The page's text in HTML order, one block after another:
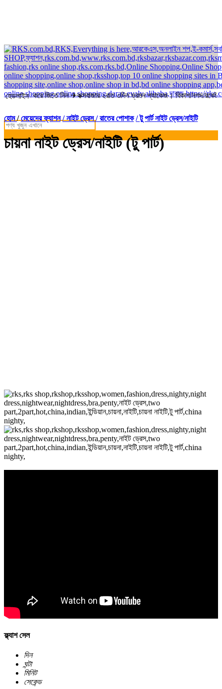
হেডলাইন
করে জিতে নিন ✈কক্সবাজার ২রাত ৩দিন ভ্রমন প্যাকেজ। বিকাশ/নগদ/রকেট-এ
হোম/মেয়েদের ফ্যাশন / নাইট ড্রেস / রাতের পোশাক / টু পার্ট নাইট ড্রেস/নাইটি
চায়না নাইট ড্রেস/নাইটি (টু পার্ট)
ফ্ল্যাশ সেল
দিন
ঘন্টা
মিনিট
সেকেন্ড